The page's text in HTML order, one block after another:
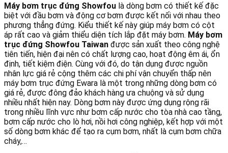
Máy bơm trục đứng Showfou là dòng bơm có thiết kế đặc
biệt với đầu bơm và động cơ bơm được kết nối với nhau theo
phương thẳng đứng. Kiểu thiết kế này giúp máy bơm có cột
áp rất cao và giảm thiểu diện tích lắp đặt máy bơm. Máy bơm
trục đứng Showfou Taiwan được sản xuất theo công nghệ
tiên tiến, hiện đại nên có chất lượng cao, hoạt động êm ái, ổn
định, tiết kiệm điện. Cùng với đó, do tận dụng được nguồn
nhân lực giá rẻ cộng thêm các chi phí vận chuyển thấp nên
máy bơm trục đứng Ewara là một trong những dòng bơm có
giá rẻ, được đông đảo khách hàng ưa chuộng và sử dụng
nhiều nhất hiện nay. Dòng bơm này được ứng dụng rộng rãi
trong nhiều lĩnh vực như bơm cấp nước cho tòa nhà cao tầng,
bơm cấp nước cho lò hơi, nồi hơi công nghiệp, kết hợp với một
số dòng bơm khác để tạo ra cụm bơm, nhất là cụm bơm chữa
cháy,…